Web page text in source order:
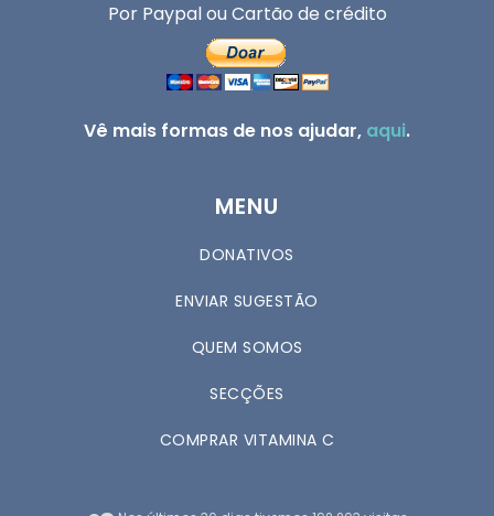
Por Paypal ou Cartão de crédito
Vê mais formas de nos ajudar, aqui.
MENU
DONATIVOS
ENVIAR SUGESTÃO
QUEM SOMOS
SECÇÕES
COMPRAR VITAMINA C